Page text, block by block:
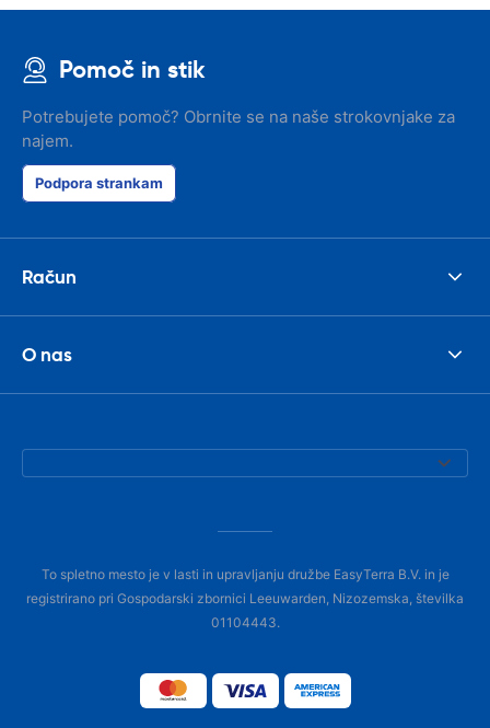
Pomoč in stik
Potrebujete pomoč? Obrnite se na naše strokovnjake za
najem.
Podpora strankam
Račun
O nas
To spletno mesto je v lasti in upravljanju družbe EasyTerra B.V. in je
registrirano pri Gospodarski zbornici Leeuwarden, Nizozemska, številka
01104443.